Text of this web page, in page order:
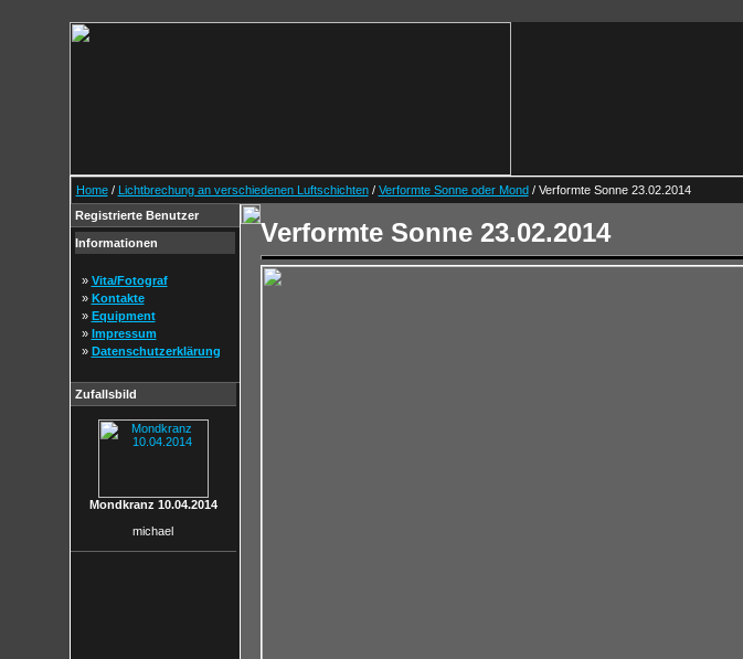
Home/ Lichtbrechung an verschiedenen Luftschichten/ Verformte Sonne oder Mond/ Verformte Sonne 23.02.2014
Registrierte Benutzer
Informationen
» Vita/Fotograf
» Kontakte
» Equipment
» Impressum
» Datenschutzerklärung
Zufallsbild
Mondkranz 10.04.2014
michael
Verformte Sonne 23.02.2014